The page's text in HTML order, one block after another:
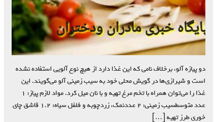
دو پیازه آلو، برخلاف نامی که این غذا دارد از هیچ نوع آلویی استفاده نشده
است و شیرازی‌ها در گویش محلی خود به سیب زمینی آلو می‌گویند. این
غذا را می‌توان همراه با تخم مرغ تهیه و با نان میل کرد. مواد لازم پیاز: ۱
عدد متوسطسیب زمینی: ۲ عددنمک، زردچوبه و فلفل سیاه: ۱.۲ قاشق چای
خوری طرز تهیه […]